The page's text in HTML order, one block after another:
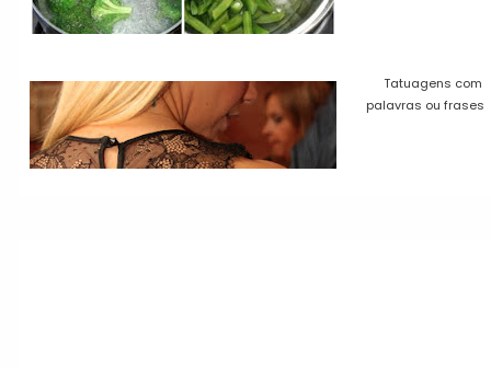
Tatuagens com
palavras ou frases